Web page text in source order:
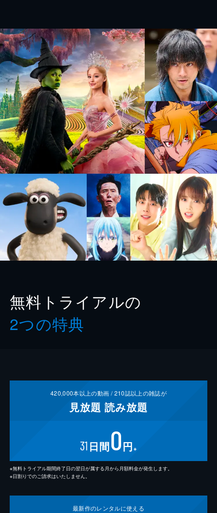
無料トライアルの
2つの特典
420,000本以上の動画 /210誌以上の雑誌が
見放題 読み放題
31 日間0円 ※
※無料トライアル期間終了日の翌日が属する月から月額料金が発生します。
※日割りでのご請求はいたしません。
最新作のレンタルに使える